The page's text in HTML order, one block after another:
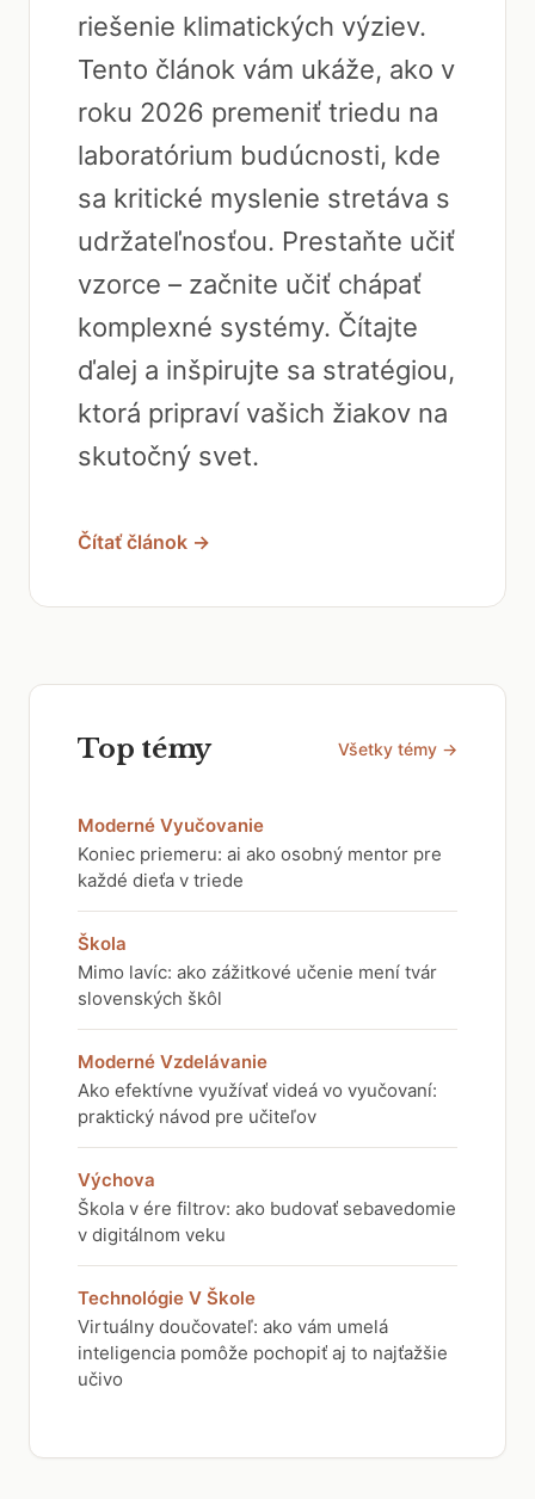
riešenie klimatických výziev.
Tento článok vám ukáže, ako v
roku 2026 premeniť triedu na
laboratórium budúcnosti, kde
sa kritické myslenie stretáva s
udržateľnosťou. Prestaňte učiť
vzorce – začnite učiť chápať
komplexné systémy. Čítajte
ďalej a inšpirujte sa stratégiou,
ktorá pripraví vašich žiakov na
skutočný svet.
Čítať článok →
Top témy Všetky témy →
Moderné Vyučovanie
Koniec priemeru: ai ako osobný mentor pre
každé dieťa v triede
Škola
Mimo lavíc: ako zážitkové učenie mení tvár
slovenských škôl
Moderné Vzdelávanie
Ako efektívne využívať videá vo vyučovaní:
praktický návod pre učiteľov
Výchova
Škola v ére filtrov: ako budovať sebavedomie
v digitálnom veku
Technológie V Škole
Virtuálny doučovateľ: ako vám umelá
inteligencia pomôže pochopiť aj to najťažšie
učivo